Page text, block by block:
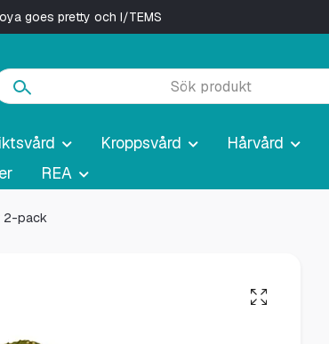
goes pretty och I/TEMS
Kroppsvård Hårvård
REA
2-pack